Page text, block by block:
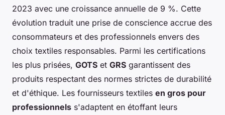
2023 avec une croissance annuelle de 9 %. Cette
évolution traduit une prise de conscience accrue des
consommateurs et des professionnels envers des
choix textiles responsables. Parmi les certifications
les plus prisées, GOTS et GRS garantissent des
produits respectant des normes strictes de durabilité
et d'éthique. Les fournisseurs textiles en gros pour
professionnels s'adaptent en étoffant leurs